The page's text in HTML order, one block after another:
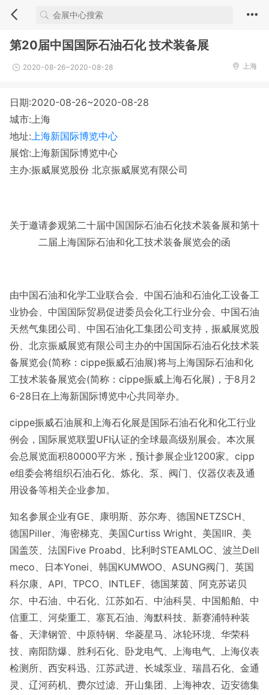
第20届中国国际石油石化 技术装备展
2020-08-26~2020-08-28 上海
日期:2020-08-26~2020-08-28
城市:上海
地址:上海新国际博览中心
展馆:上海新国际博览中心
主办:振威展览股份 北京振威展览有限公司
关于邀请参观第二十届中国国际石油石化技术装备展和第十
二届上海国际石油和化工技术装备展览会的函
由中国石油和化学工业联合会、中国石油和石油化工设备工
业协会、中国国际贸易促进委员会化工行业分会、中国石油
天然气集团公司、中国石油化工集团公司支持，振威展览股
份、北京振威展览有限公司主办的中国国际石油石化技术装
备展览会(简称：cippe振威石油展)将与上海国际石油和化
工技术装备展览会(简称：cippe振威上海石化展)，于8月2
6-28日在上海新国际博览中心共同举办。
cippe振威石油展和上海石化展是国际石油石化和化工行业
例会，国际展览联盟UFI认证的全球最高级别展会。本次展
会总展览面积80000平方米，预计参展企业1200家。cipp
e组委会将组织石油石化、炼化、泵、阀门、仪器仪表及通
用设备等相关企业参加。
知名参展企业有GE、康明斯、苏尔寿、德国NETZSCH、
德国Piller、海密梯克、美国Curtiss Wright、美国IIR、美
国盖茨、法国Five Proabd、比利时STEAMLOC、波兰Dell
meco、日本Yonei、韩国KUMWOO、ASUNG阀门、英国
科尔康、API、TPCO、INTLEF、德国莱茵、阿克苏诺贝
尔、中石油、中石化、江苏如石、中油科昊、中国船舶、中
信重工、河柴重工、塞瓦石油、海默科技、新赛浦特种装
备、天津钢管、中原特钢、华菱星马、冰轮环境、华荣科
技、南阳防爆、胜利石化、卧龙电气、上海电气、上海仪表
检测所、西安科迅、江苏武进、长城泵业、瑞昌石化、金通
灵、辽河药机、费尔过滤、开山集团、上海神农、迈安德集